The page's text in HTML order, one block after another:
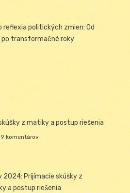
reflexia politických zmien: Od
po transformačné roky
z matiky a postup riešenia
komentárov
2024: Prijímacie skúšky z
a postup riešenia